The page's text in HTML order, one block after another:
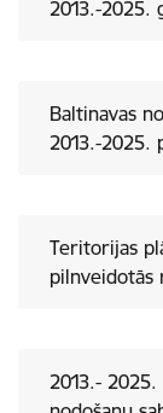
2013.-2025.
Baltinavas
2013.-2025.
Teritorijas
pilnveidotās
2013.-